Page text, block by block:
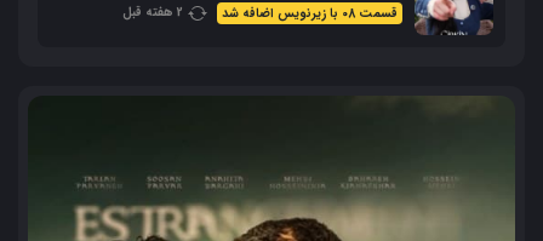
قسمت 08 با زیرنویس اضافه شد 2 هفته قبل